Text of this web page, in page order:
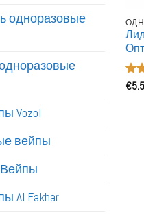
одноразовые
Vozol
вейпы
Вейпы
Al Fakhar
€